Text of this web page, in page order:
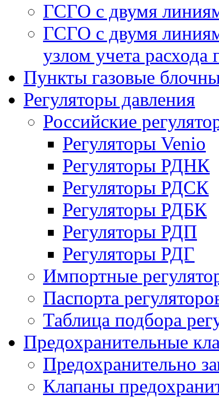
ГСГО с двумя
ГСГО с двумя
узлом учета расхода
Пункты газовые
Регуляторы давления
Российские
Регуляторы Venio
Регуляторы РДНК
Регуляторы РДСК
Регуляторы РДБК
Регуляторы РДП
Регуляторы РДГ
Импортные
Паспорта
Таблица подбора
Предохранительные
Предохранительно
Клапаны